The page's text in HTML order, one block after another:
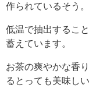
作られているそう。
低温で抽出するこ
蓄えています。
お茶の爽やかな香
るとっても美味し